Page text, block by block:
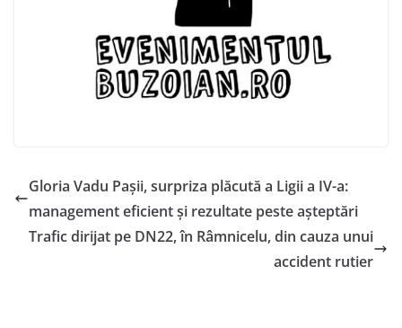
Gloria Vadu Pașii, surpriza plăcută a Ligii a IV-a:
management eficient și rezultate peste așteptări
Trafic dirijat pe DN22, în Râmnicelu, din cauza unui
accident rutier